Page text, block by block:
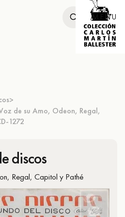
MENU
>
de su Amo, Odeon, Regal,
1272
discos
Regal, Capitol y Pathé